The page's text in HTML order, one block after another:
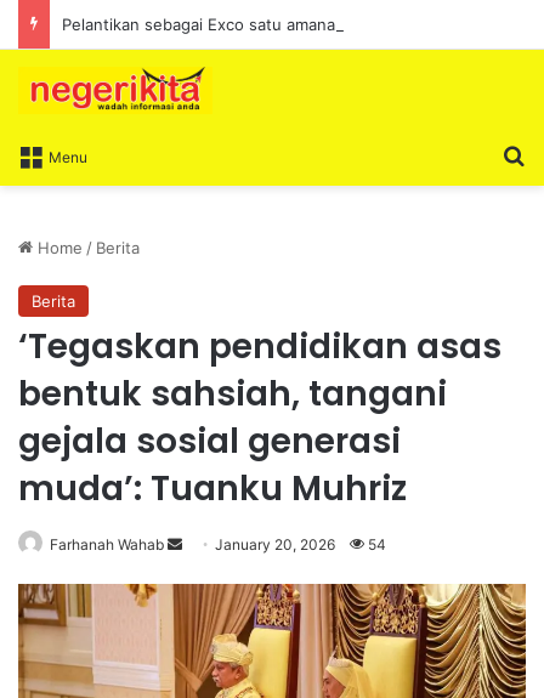
Menu
Home / Berita
Berita
‘Tegaskan pendidikan asas
bentuk sahsiah, tangani
gejala sosial generasi
muda’: Tuanku Muhriz
Farhanah Wahab
a
January 20, 2026 54